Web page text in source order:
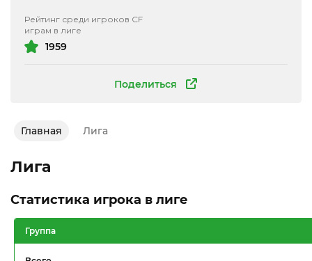
Поделиться
Рейтинг среди игроков CF
играм в лиге
1959
Главная Лига
Лига
Статистика игрока в лиге
Группа